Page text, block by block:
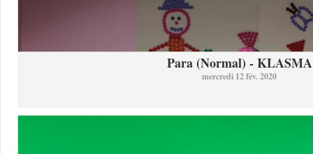
Para (Normal) - KLASMA
mercredi 12 fév. 2020